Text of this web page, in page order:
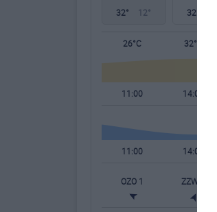
32° 12° 32°
26°C 32°C
11:00 14:00
11:00 14:00
OZO 1 ZZW 3